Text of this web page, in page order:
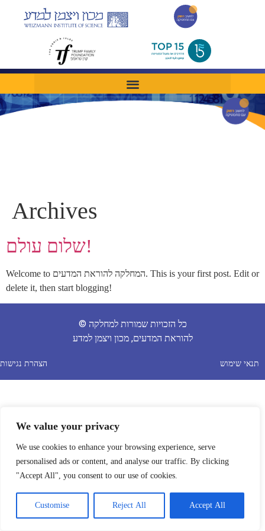
We value your privacy
We use cookies to enhance your browsing experience, serve
personalised ads or content, and analyse our traffic. By clicking
"Accept All", you consent to our use of cookies.
Customise Reject All Accept All
Archives
שלום עולם!
Welcome to המחלקה להוראת המדעים. This is your first post. Edit or
delete it, then start blogging!
© כל הזכויות שמורות למחלקה
להוראת המדעים, מכון ויצמן למדע
הצהרת נגישות תנאי שימוש